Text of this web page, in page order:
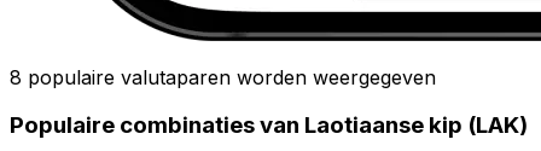
8 populaire valutaparen worden weergegeven
Populaire combinaties van Laotiaanse kip (LAK)